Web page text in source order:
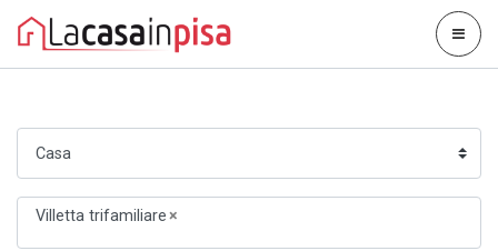
Villetta trifamiliare×